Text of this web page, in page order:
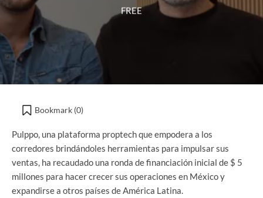
FREE
Bookmark (0)
Pulppo, una plataforma proptech que empodera a los
corredores brindándoles herramientas para impulsar sus
ventas, ha recaudado una ronda de financiación inicial de $ 5
millones para hacer crecer sus operaciones en México y
expandirse a otros países de América Latina.